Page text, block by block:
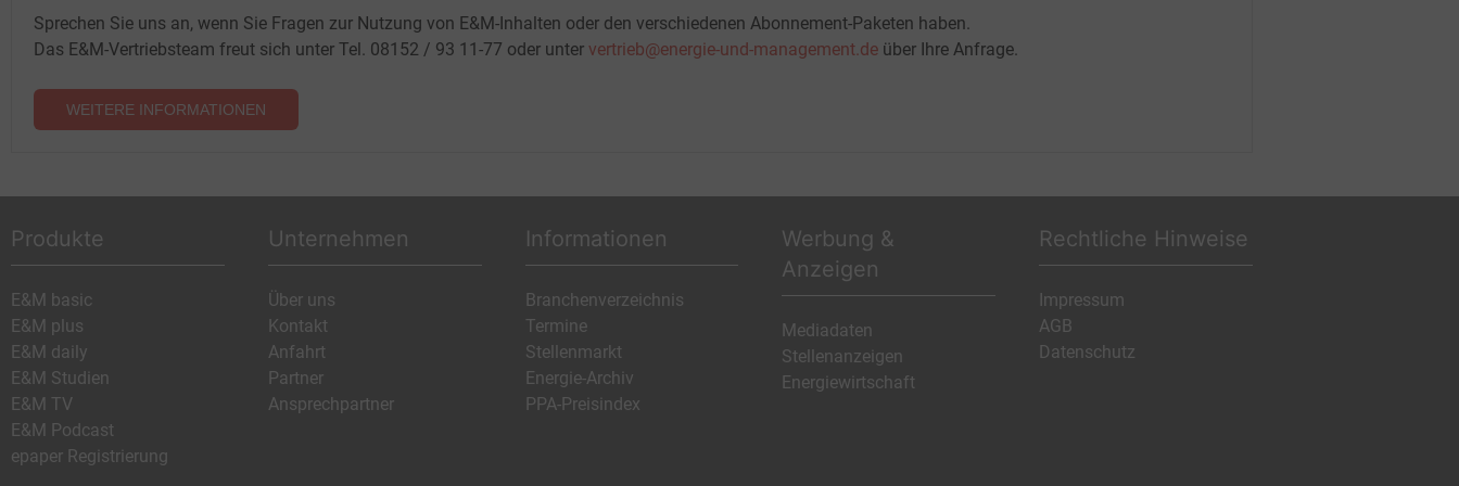
Sprechen Sie uns an, wenn Sie Fragen zur Nutzung von E&M-Inhalten oder den verschiedenen Abonnement-Paketen haben.
Das E&M-Vertriebsteam freut sich unter Tel. 08152 / 93 11-77 oder unter vertrieb@energie-und-management.de über Ihre Anfrage.
WEITERE INFORMATIONEN
Produkte
E&M basic
E&M plus
E&M daily
E&M Studien
E&M TV
E&M Podcast
epaper Registrierung
Unternehmen
Über uns
Kontakt
Anfahrt
Partner
Ansprechpartner
Informationen
Branchenverzeichnis
Termine
Stellenmarkt
Energie-Archiv
PPA-Preisindex
Werbung &
Anzeigen
Mediadaten
Stellenanzeigen
Energiewirtschaft
Rechtliche Hinweise
Impressum
AGB
Datenschutz